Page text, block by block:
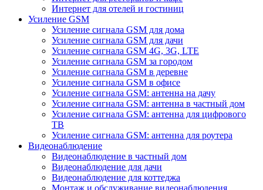
Интернет для отелей и гостиниц
Усиление GSM
Усиление сигнала GSM для дома
Усиление сигнала GSM для дачи
Усиление сигнала GSM 4G, 3G, LTE
Усиление сигнала GSM за городом
Усиление сигнала GSM в деревне
Усиление сигнала GSM в офисе
Усиление сигнала GSM: антенна на дачу
Усиление сигнала GSM: антенна в частный дом
Усиление сигнала GSM: антенна для цифрового
ТВ
Усиление сигнала GSM: антенна для роутера
Видеонаблюдение
Видеонаблюдение в частный дом
Видеонаблюдение для дачи
Видеонаблюдение для коттеджа
Монтаж и обслуживание видеонаблюдения